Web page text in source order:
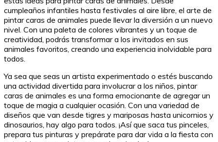
cumpleaños infantiles hasta festivales al aire libre, el arte de
pintar caras de animales puede llevar la diversión a un nuevo
nivel. Con una paleta de colores vibrantes y un toque de
creatividad, podrás transformar a los invitados en sus
animales favoritos, creando una experiencia inolvidable para
todos.
Ya sea que seas un artista experimentado o estés buscando
una actividad divertida para involucrar a los niños, pintar
caras de animales es una forma emocionante de agregar un
toque de magia a cualquier ocasión. Con una variedad de
diseños que van desde tigres y mariposas hasta unicornios y
dinosaurios, hay algo para todos. ¡Así que saca tus pinceles,
prepara tus pinturas y prepárate para dar vida a la fiesta con